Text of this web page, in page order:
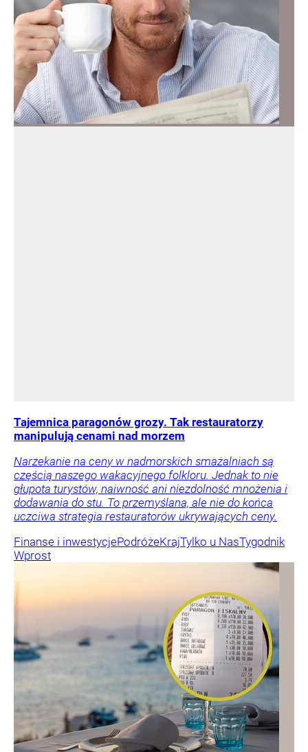
Tajemnica paragonów grozy. Tak restauratorzy
manipulują cenami nad morzem
Narzekanie na ceny w nadmorskich smażalniach są
częścią naszego wakacyjnego folkloru. Jednak to nie
głupota turystów, naiwność ani niezdolność mnożenia i
dodawania do stu. To przemyślana, ale nie do końca
uczciwa strategia restauratorów ukrywających ceny.
Finanse i inwestycjePodróżeKrajTylko u NasTygodnik
Wprost